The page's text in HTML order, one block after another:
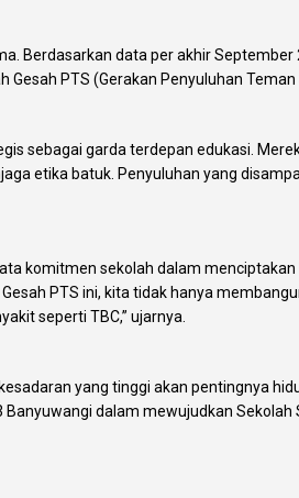
Berdasarkan data per akhir
PTS (Gerakan Penyuluhan Teman
sebagai garda terdepan edukasi.
etika batuk. Penyuluhan yang
komitmen sekolah dalam
PTS ini, kita tidak hanya
seperti TBC,” ujarnya.
yang tinggi akan pentingnya
dalam mewujudkan